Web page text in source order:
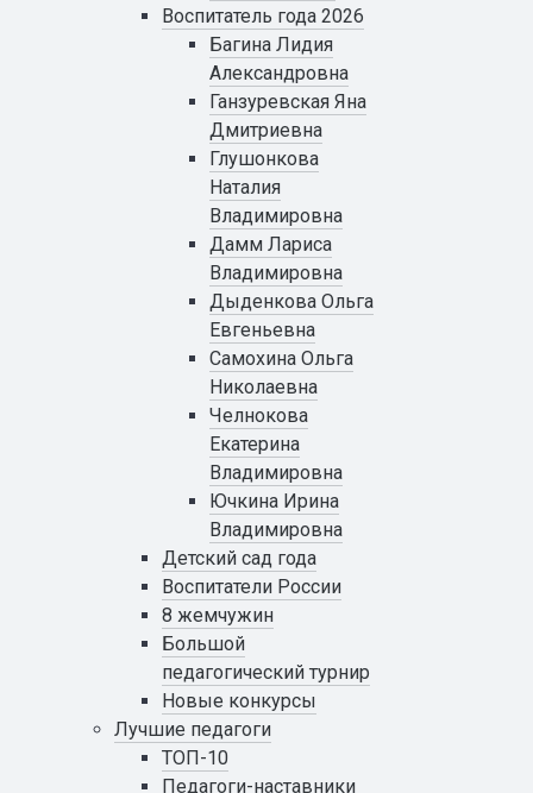
Воспитатель года 2026
Багина Лидия
Александровна
Ганзуревская Яна
Дмитриевна
Глушонкова
Наталия
Владимировна
Дамм Лариса
Владимировна
Дыденкова Ольга
Евгеньевна
Самохина Ольга
Николаевна
Челнокова
Екатерина
Владимировна
Ючкина Ирина
Владимировна
Детский сад года
Воспитатели России
8 жемчужин
Большой
педагогический турнир
Новые конкурсы
Лучшие педагоги
ТОП-10
Педагоги-наставники